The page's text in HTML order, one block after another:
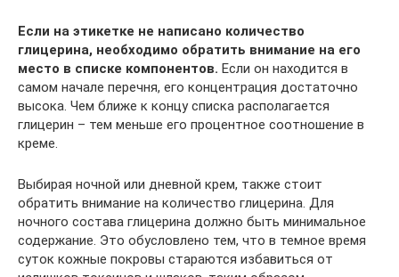
Если на этикетке не написано количество
глицерина, необходимо обратить внимание на его
место в списке компонентов. Если он находится в
самом начале перечня, его концентрация достаточно
высока. Чем ближе к концу списка располагается
глицерин – тем меньше его процентное соотношение в
креме.
Выбирая ночной или дневной крем, также стоит
обратить внимание на количество глицерина. Для
ночного состава глицерина должно быть минимальное
содержание. Это обусловлено тем, что в темное время
суток кожные покровы стараются избавиться от